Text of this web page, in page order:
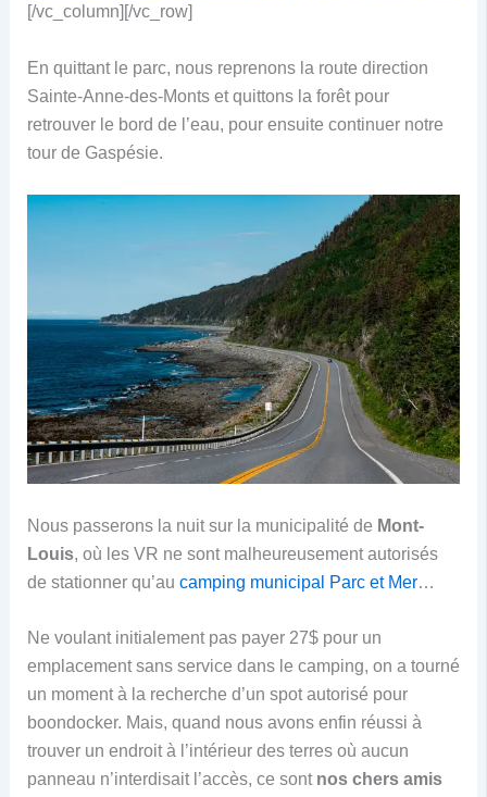
[/vc_column][/vc_row]
En quittant le parc, nous reprenons la route direction
Sainte-Anne-des-Monts et quittons la forêt pour
retrouver le bord de l’eau, pour ensuite continuer notre
tour de Gaspésie.
Nous passerons la nuit sur la municipalité de Mont-
Louis, où les VR ne sont malheureusement autorisés
de stationner qu’au camping municipal Parc et Mer…
Ne voulant initialement pas payer 27$ pour un
emplacement sans service dans le camping, on a tourné
un moment à la recherche d’un spot autorisé pour
boondocker. Mais, quand nous avons enfin réussi à
trouver un endroit à l’intérieur des terres où aucun
panneau n’interdisait l’accès, ce sont nos chers amis